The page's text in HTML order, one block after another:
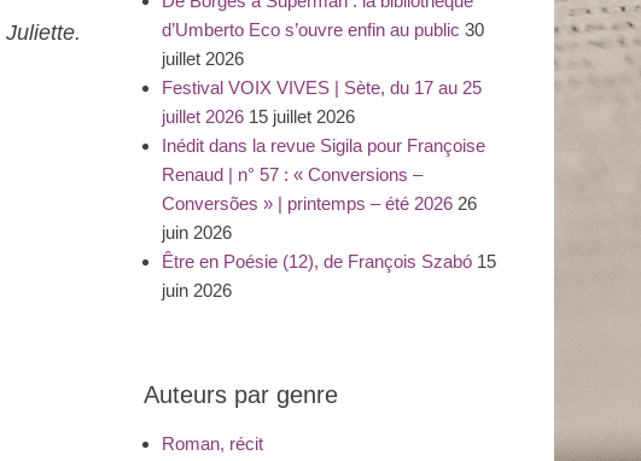
d’Umberto Eco s’ouvre enfin au public 30
juillet 2026
Festival VOIX VIVES | Sète, du 17 au 25
juillet 2026 15 juillet 2026
Inédit dans la revue Sigila pour Françoise
Renaud | n° 57 : « Conversions –
Conversões » | printemps – été 2026 26
juin 2026
Être en Poésie (12), de François Szabó 15
juin 2026
Auteurs par genre
Roman, récit